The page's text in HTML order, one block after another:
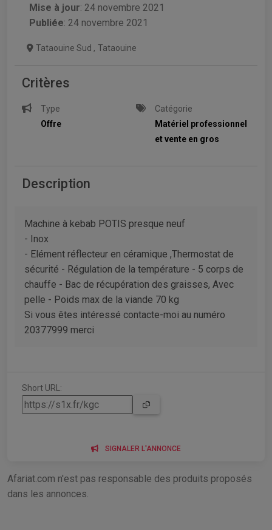
Mise à jour: 24 novembre 2021
Publiée: 24 novembre 2021
Tataouine Sud , Tataouine
Critères
Type
Offre
Catégorie
Matériel professionnel
et vente en gros
Description
Machine à kebab POTIS presque neuf
- Inox
- Elément réflecteur en céramique ,Thermostat de
sécurité - Régulation de la température - 5 corps de
chauffe - Bac de récupération des graisses, Avec
pelle - Poids max de la viande 70 kg
Si vous êtes intéressé contacte-moi au numéro
20377999 merci
Short URL:
SIGNALER L'ANNONCE
Afariat.com n'est pas responsable des produits proposés
dans les annonces.